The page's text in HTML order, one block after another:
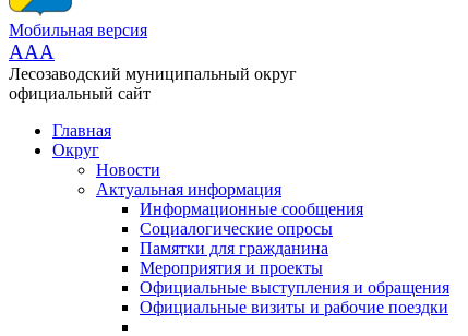
Мобильная версия
AAA
Лесозаводский муниципальный округ
официальный сайт
Главная
Округ
Новости
Актуальная информация
Информационные сообщения
Социалогические опросы
Памятки для гражданина
Мероприятия и проекты
Официальные выступления и обращения
Официальные визиты и рабочие поездки